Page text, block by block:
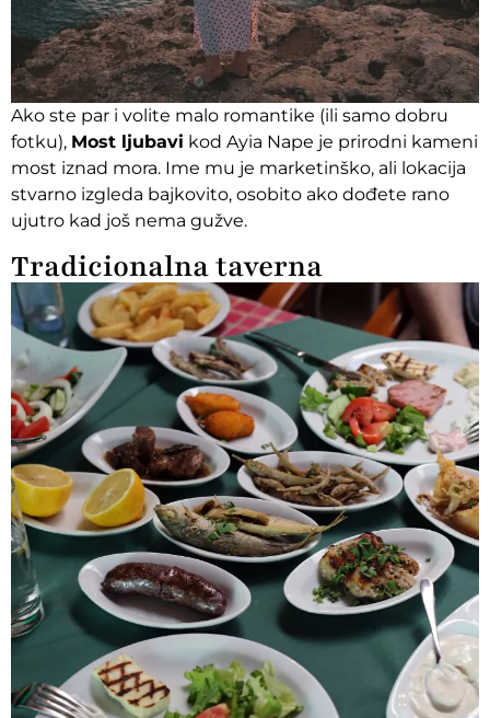
Ako ste par i volite malo romantike (ili samo dobru
fotku), Most ljubavi kod Ayia Nape je prirodni kameni
most iznad mora. Ime mu je marketinško, ali lokacija
stvarno izgleda bajkovito, osobito ako dođete rano
ujutro kad još nema gužve.
Tradicionalna taverna